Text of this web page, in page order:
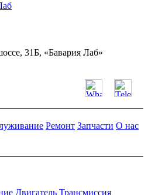
31Б, «Бавария Лаб»
Ремонт Запчасти О нас
Двигатель Трансмиссия